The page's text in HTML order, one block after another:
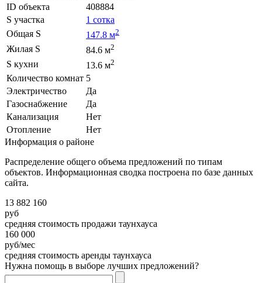
ID объекта
408884
S участка
1 сотка
Общая S
147.8 м2
Жилая S 84.6 м2
S кухни 13.6 м2
Количество комнат 5
Электричество
Да
Газоснабжение
Да
Канализация
Нет
Отопление
Нет
Информация о районе
Распределение общего объема предложений по типам
объектов. Информационная сводка построена по базе данных
сайта.
13 882 160
руб
средняя стоимость продажи таунхауса
160 000
руб/мес
средняя стоимость аренды таунхауса
Нужна помощь в выборе лучших предложений?